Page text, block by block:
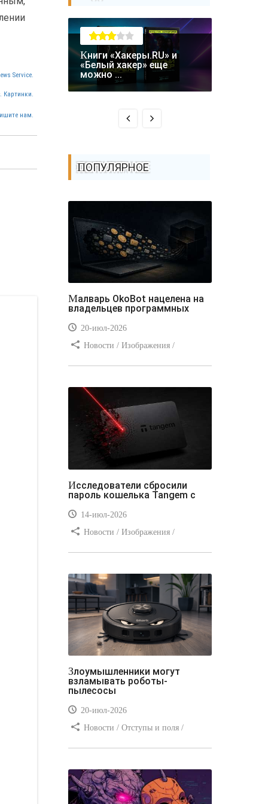
Service.
Картинки.
нам.
Книги «Хакеры.RU» и
«Белый хакер» еще
можно ...
ПОПУЛЯРНОЕ
Малварь OkoBot нацелена на
владельцев программных
20-июл-2026
Новости / Изображения /
Самоучитель CSS / Линии и рамки /
Видео уроки / Заработок
Исследователи сбросили
пароль кошелька Tangem с
14-июл-2026
Новости / Изображения /
/ Вёрстка / Видео уроки
Злоумышленники могут
взламывать роботы-
пылесосы
20-июл-2026
Новости / Отступы и поля /
/ Текст / Цвет / Видео уроки